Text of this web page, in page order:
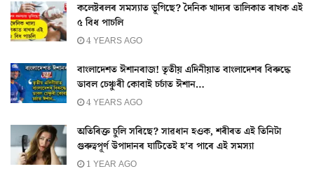
কলেষ্টৰলৰ সমস্যাত ভূগিছে? দৈনিক খাদ্যৰ তালিকাত ৰাখক এই
৫ বিধ পাচলি
4 YEARS AGO
বাংলাদেশত ঈশানৰাজ! তৃতীয় এদিনীয়াত বাংলাদেশৰ বিৰুদ্ধে
ডাবল চেঞ্চুৰী কোবাই চৰ্চাত ঈশান…
4 YEARS AGO
অতিৰিক্ত চুলি সৰিছে? সাৱধান হওক, শৰীৰত এই তিনিটা
গুৰুত্বপূৰ্ণ উপাদানৰ ঘাটিতেই হ’ব পাৰে এই সমস্যা
1 YEAR AGO